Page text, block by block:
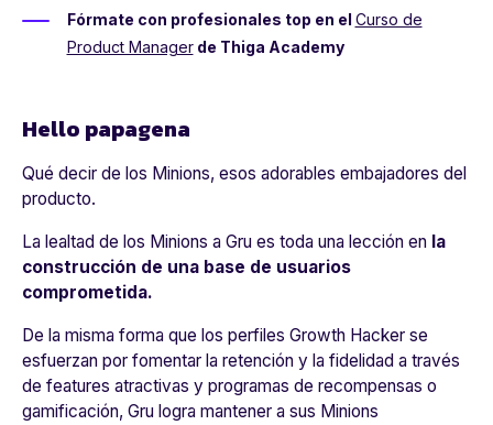
Fórmate con profesionales top en el Curso de
Product Managerde Thiga Academy
Hello papagena
Qué decir de los Minions, esos adorables embajadores del
producto.
La lealtad de los Minions a Gru es toda una lección en la
construcción de una base de usuarios
comprometida.
De la misma forma que los perfiles Growth Hacker se
esfuerzan por fomentar la retención y la fidelidad a través
de features atractivas y programas de recompensas o
gamificación, Gru logra mantener a sus Minions